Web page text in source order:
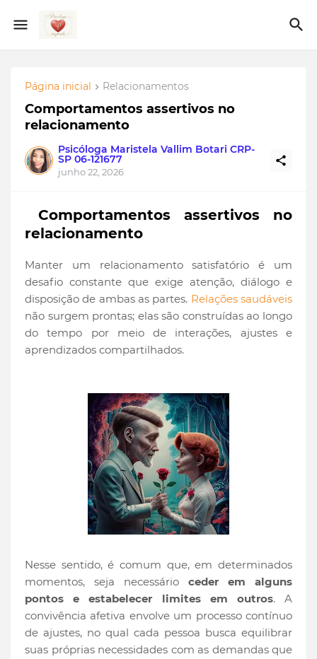
Página inicial Relacionamentos
Comportamentos assertivos no
relacionamento
Psicóloga Maristela Vallim Botari CRP-
SP 06-121677
junho 22, 2026
Comportamentos assertivos no
relacionamento
Manter um relacionamento satisfatório é um
desafio constante que exige atenção, diálogo e
disposição de ambas as partes. Relações saudáveis
não surgem prontas; elas são construídas ao longo
do tempo por meio de interações, ajustes e
aprendizados compartilhados.
Nesse sentido, é comum que, em determinados
momentos, seja necessário ceder em alguns
pontos e estabelecer limites em outros. A
convivência afetiva envolve um processo contínuo
de ajustes, no qual cada pessoa busca equilibrar
suas próprias necessidades com as demandas que